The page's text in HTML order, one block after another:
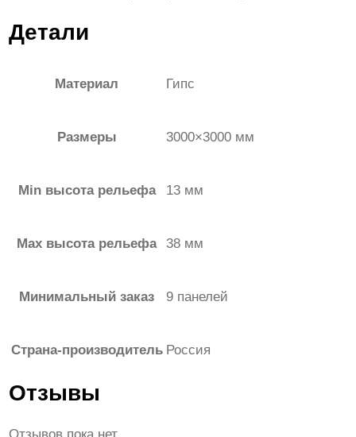
Детали
Материал Гипс
Размеры 3000×3000 мм
Min высота рельефа 13 мм
Max высота рельефа 38 мм
Минимальный заказ 9 панелей
Страна-производитель Россия
Отзывы